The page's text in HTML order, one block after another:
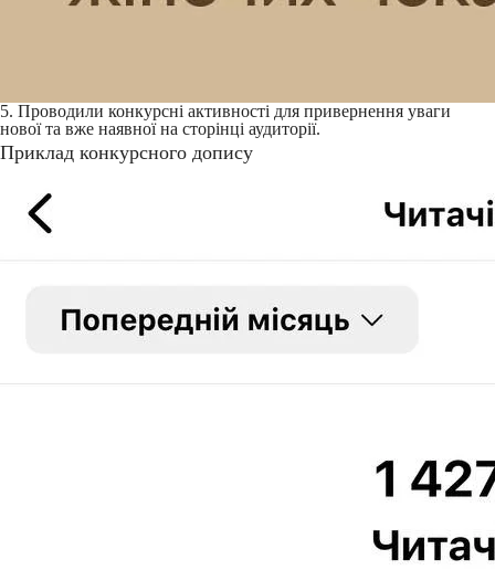
5. Проводили конкурсні активності для привернення уваги
нової та вже наявної на сторінці аудиторії.
Приклад конкурсного допису